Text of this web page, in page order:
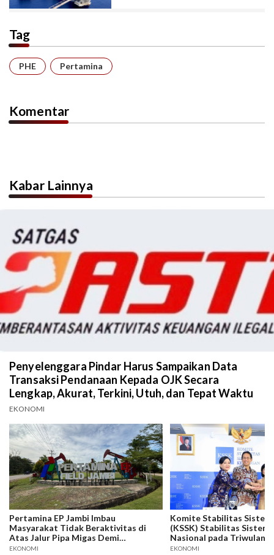
Tag
PHE Pertamina
Komentar
Kabar Lainnya
Penyelenggara Pindar Harus Sampaikan Data
Transaksi Pendanaan Kepada OJK Secara
Lengkap, Akurat, Terkini, Utuh, dan Tepat Waktu
EKONOMI
Pertamina EP Jambi Imbau
Masyarakat Tidak Beraktivitas di
Atas Jalur Pipa Migas Demi
Keselamatan Bersama
EKONOMI
Komite Stabilitas Sistem
(KSSK) Stabilitas Sistem
Nasional pada Triwulan II
Terjaga di Tengah
EKONOMI